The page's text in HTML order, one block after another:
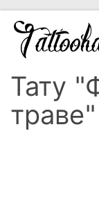
Тату
траве"